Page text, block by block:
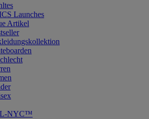
Launches
Artikel
NYC™